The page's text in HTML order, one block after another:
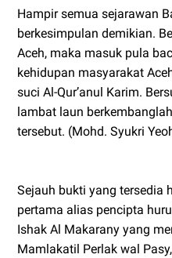
Hampir semua sejarawan
berkesimpulan demikian.
Aceh, maka masuk pula
kehidupan masyarakat
suci Al-Qur’anul Karim.
lambat laun
tersebut. (Mohd. Syukri
Sejauh bukti yang tersedia
pertama alias pencipta
Ishak Al Makarany yang
Mamlakatil Perlak wal